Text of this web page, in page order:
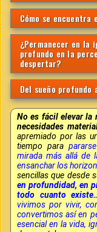
Cómo se encuentra
¿Permanecer en la
profundo en la
despertar?
Del sueño
No es fácil elevar la
necesidades
apremiado por las
tiempo para
mirada más allá de
ensanchar los
sencillas que desde
en profundidad, en
todo cuanto
vivimos por vivir,
convertimos así en
esencial en la vida,